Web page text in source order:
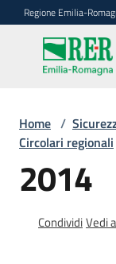
Vai al contenuto
Vai alla navigazione
Vai al footer
Regione Emilia-
nei
lavoro
Notizie
Sicurezza
Home /
Circolari regionali
2014
CondividiVedi